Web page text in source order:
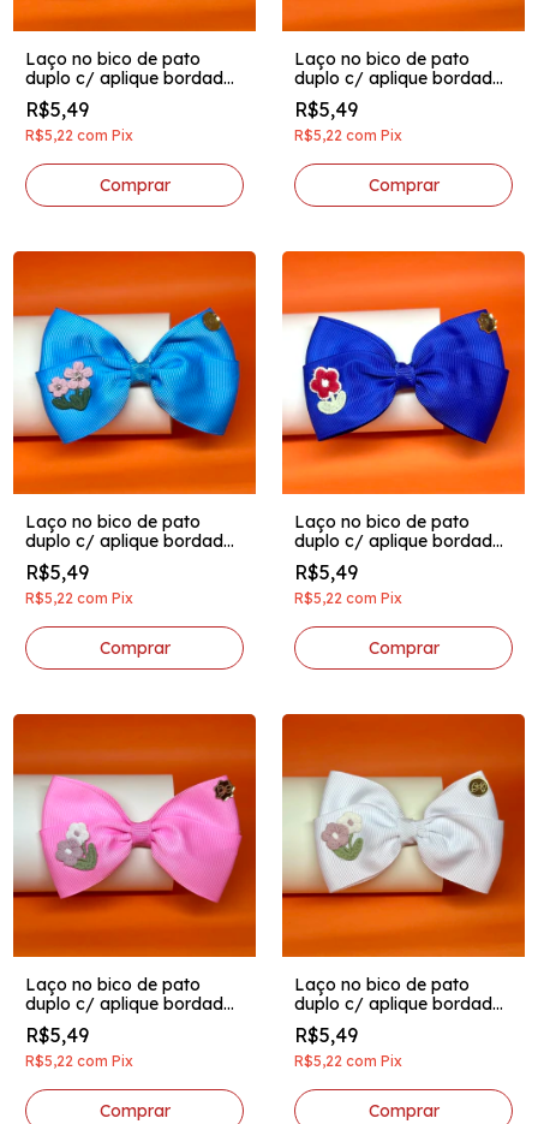
Laço no bico de pato
duplo c/ aplique bordado
e pingente acrilico verde
água
R$5,49
R$5,22 com Pix
Laço no bico de pato
duplo c/ aplique bordado
e pingente acrilico pink
R$5,49
R$5,22 com Pix
Laço no bico de pato
duplo c/ aplique bordado
e pingente acrilico tifanny
R$5,49
R$5,22 com Pix
Laço no bico de pato
duplo c/ aplique bordado
e pingente acrilico azul
R$5,49
R$5,22 com Pix
Laço no bico de pato
duplo c/ aplique bordado
e pingente acrilico rosa
médio
R$5,49
R$5,22 com Pix
Laço no bico de pato
duplo c/ aplique bordado
e pingente acrilico branco
R$5,49
R$5,22 com Pix